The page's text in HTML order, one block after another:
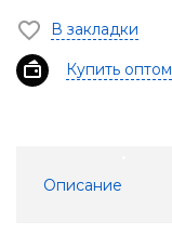
В закладки
Купить оптом
Описание